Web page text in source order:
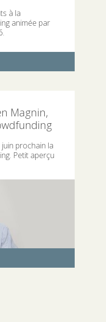
à la
animée par
Magnin,
prochain la
Petit aperçu